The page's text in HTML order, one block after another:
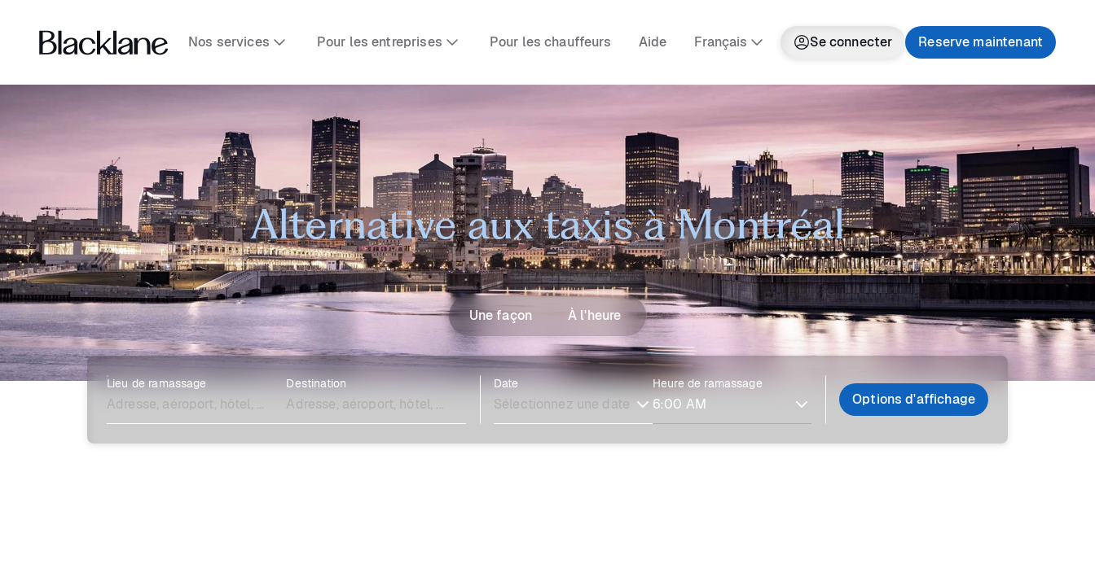
Nos services Pour les entreprises Pour les chauffeurs Aide Français Se connecter Reserve maintenant
Alternative aux taxis à Montréal
Une façon À l'heure
Lieu de ramassage Destination Date Heure de ramassage
Options d'affichage